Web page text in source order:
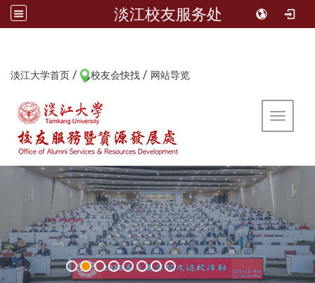
淡江校友服务处
淡江大学首页 / 校友会快找 / 网站导览
Toggle